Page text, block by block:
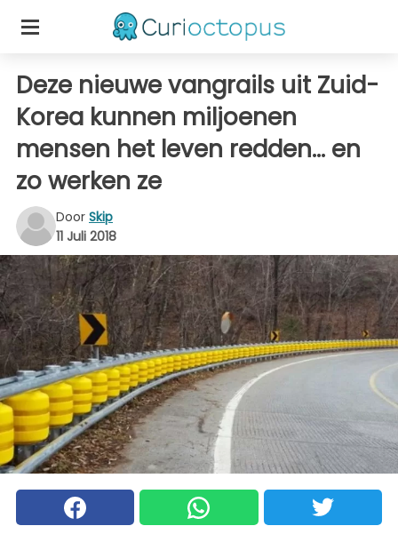
Deze nieuwe vangrails uit Zuid-
Korea kunnen miljoenen
mensen het leven redden... en
zo werken ze
Door Skip
11 Juli 2018